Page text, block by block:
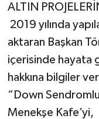
ALTIN
2019 yılında
aktaran Başkan
içerisinde hayata
hakkına bilgiler
“Down
Menekşe Kafe’yi,